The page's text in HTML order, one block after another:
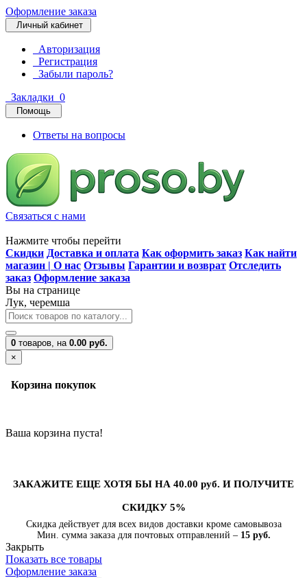
Оформление заказа
Личный кабинет
Авторизация
Регистрация
Забыли пароль?
Закладки 0
Помощь
Ответы на вопросы
Связаться с нами
Нажмите чтобы перейти
Скидки Доставка и оплата Как оформить заказ Как найти
магазин | О нас Отзывы Гарантии и возврат Отследить
заказ Оформление заказа
Вы на странице
Лук, черемша
0 товаров, на 0.00 руб.
×
Корзина покупок
Ваша корзина пуста!
ЗАКАЖИТЕ ЕЩЕ ХОТЯ БЫ НА 40.00 руб. И ПОЛУЧИТЕ
СКИДКУ 5%
Скидка действует для всех видов доставки кроме самовывоза
Мин. сумма заказа для почтовых отправлений – 15 руб.
Закрыть
Показать все товары
Оформление заказа